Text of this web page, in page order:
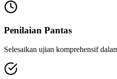
Penilaian Pantas
Selesaikan ujian komprehensif